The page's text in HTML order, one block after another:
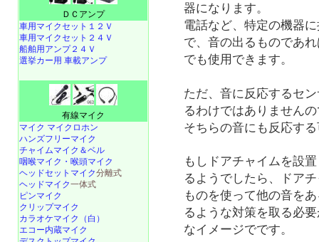
器になります。
電話など、特定の機器
で、音の出るものであ
でも使用できます。
ただ、音に反応するセ
るわけではありません
そちらの音にも反応す
もしドアチャイムを設
るようでしたら、ドア
ものを使って他の音を
るような対策を取る必
なイメージでです。
ＤＣアンプ
車用マイクセット１２Ｖ
車用マイクセット２４Ｖ
船舶用アンプ２４Ｖ
選挙カー用 車載アンプ
有線マイク
マイク マイクロホン
ハンズフリーマイク
チャイムマイク＆ベル
咽喉マイク・喉頭マイク
ヘッドセットマイク分離式
ヘッドマイク一体式
ピンマイク
クリップマイク
カラオケマイク（白）
エコー内蔵マイク